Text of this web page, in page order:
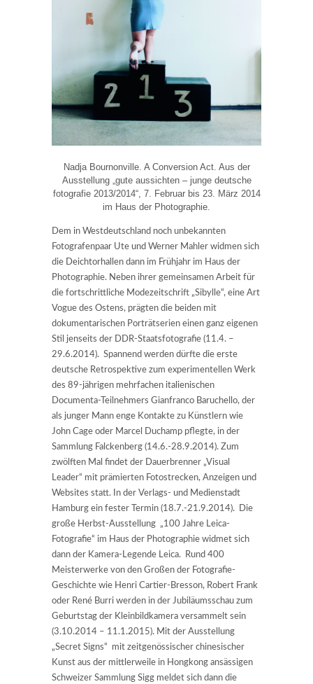
Nadja Bournonville. A Conversion Act. Aus der
Ausstellung „gute aussichten – junge deutsche
fotografie 2013/2014“, 7. Februar bis 23. März 2014
im Haus der Photographie.
Dem in Westdeutschland noch unbekannten
Fotografenpaar Ute und Werner Mahler widmen sich
die Deichtorhallen dann im Frühjahr im Haus der
Photographie. Neben ihrer gemeinsamen Arbeit für
die fortschrittliche Modezeitschrift „Sibylle“, eine Art
Vogue des Ostens, prägten die beiden mit
dokumentarischen Porträtserien einen ganz eigenen
Stil jenseits der DDR-Staatsfotografie (11.4. –
29.6.2014). Spannend werden dürfte die erste
deutsche Retrospektive zum experimentellen Werk
des 89-jährigen mehrfachen italienischen
Documenta-Teilnehmers Gianfranco Baruchello, der
als junger Mann enge Kontakte zu Künstlern wie
John Cage oder Marcel Duchamp pflegte, in der
Sammlung Falckenberg (14.6.-28.9.2014). Zum
zwölften Mal findet der Dauerbrenner „Visual
Leader“ mit prämierten Fotostrecken, Anzeigen und
Websites statt. In der Verlags- und Medienstadt
Hamburg ein fester Termin (18.7.-21.9.2014). Die
große Herbst-Ausstellung „100 Jahre Leica-
Fotografie“ im Haus der Photographie widmet sich
dann der Kamera-Legende Leica. Rund 400
Meisterwerke von den Großen der Fotografie-
Geschichte wie Henri Cartier-Bresson, Robert Frank
oder René Burri werden in der Jubiläumsschau zum
Geburtstag der Kleinbildkamera versammelt sein
(3.10.2014 – 11.1.2015). Mit der Ausstellung
„Secret Signs“ mit zeitgenössischer chinesischer
Kunst aus der mittlerweile in Hongkong ansässigen
Schweizer Sammlung Sigg meldet sich dann die